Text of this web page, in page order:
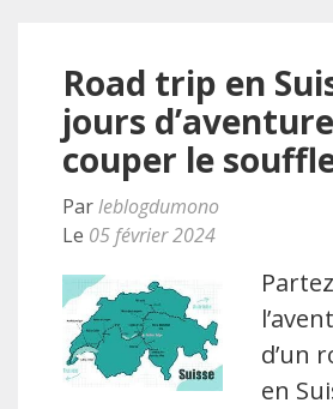
Road trip en
jours
couper le
Parleblogdumono
Le 05 février 2024
d’un
en